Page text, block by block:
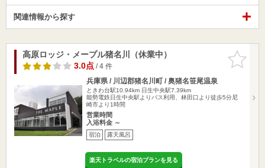
関連情報から探す
お気に入
りに追加
高原ロッジ・メープル猪名川（休業中）
3.0点/ 4 件
兵庫県 / 川辺郡猪名川町 / 奥猪名笹尾温泉
ときわ台駅10.94km 日生中央駅7.39km
能勢電鉄日生中央駅よりバス利用、林田口より徒歩5分尼
崎市より1時間
営業時間
入浴料金 ～
宿泊 露天風呂
楽天トラベルの宿泊プランを見る